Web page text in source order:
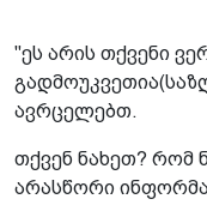
"ეს არის თქვენი
ავრცელებთ.
თქვენ ნახეთ? რომ
არასწორი